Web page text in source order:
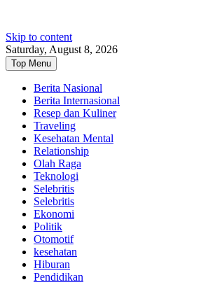
Skip to content
Saturday, August 8, 2026
Top Menu
Berita Nasional
Berita Internasional
Resep dan Kuliner
Traveling
Kesehatan Mental
Relationship
Olah Raga
Teknologi
Selebritis
Selebritis
Ekonomi
Politik
Otomotif
kesehatan
Hiburan
Pendidikan